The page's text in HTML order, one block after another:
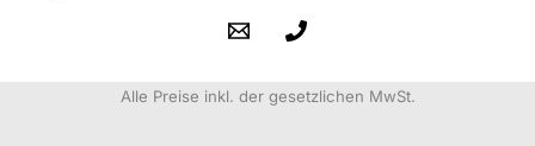
Alle Preise inkl. der gesetzlichen MwSt.